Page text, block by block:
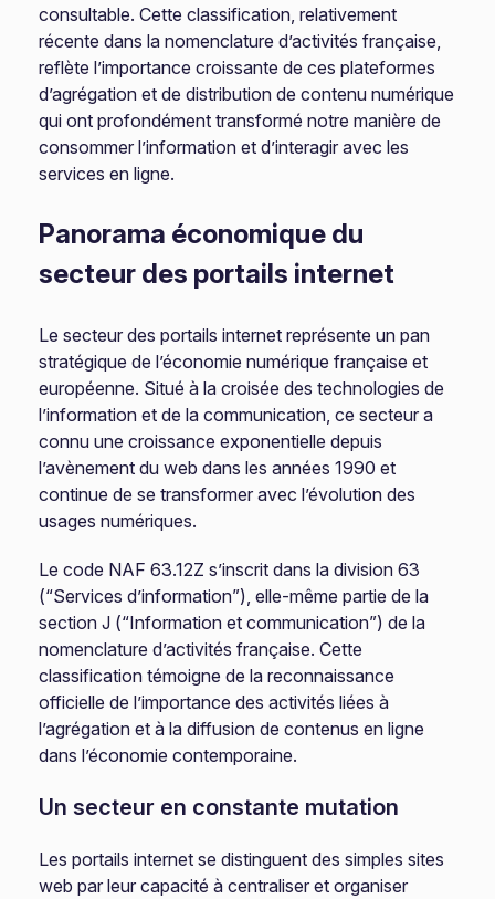
consultable. Cette classification, relativement
récente dans la nomenclature d’activités française,
reflète l’importance croissante de ces plateformes
d’agrégation et de distribution de contenu numérique
qui ont profondément transformé notre manière de
consommer l’information et d’interagir avec les
services en ligne.
Panorama économique du
secteur des portails internet
Le secteur des portails internet représente un pan
stratégique de l’économie numérique française et
européenne. Situé à la croisée des technologies de
l’information et de la communication, ce secteur a
connu une croissance exponentielle depuis
l’avènement du web dans les années 1990 et
continue de se transformer avec l’évolution des
usages numériques.
Le code NAF 63.12Z s’inscrit dans la division 63
(“Services d’information”), elle-même partie de la
section J (“Information et communication”) de la
nomenclature d’activités française. Cette
classification témoigne de la reconnaissance
officielle de l’importance des activités liées à
l’agrégation et à la diffusion de contenus en ligne
dans l’économie contemporaine.
Un secteur en constante mutation
Les portails internet se distinguent des simples sites
web par leur capacité à centraliser et organiser